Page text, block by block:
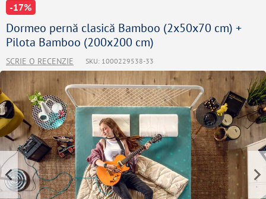
-17%
Dormeo pernă clasică Bamboo (2x50x70 cm) +
Pilota Bamboo (200x200 cm)
SCRIE O RECENZIE SKU: 1000229538-33